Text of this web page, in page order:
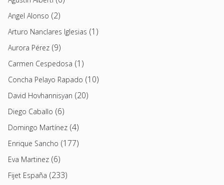
Angel Alonso (2)
Arturo Nanclares Iglesias (1)
Aurora Pérez (9)
Carmen Cespedosa (1)
Concha Pelayo Rapado (10)
David Hovhannisyan (20)
Diego Caballo (6)
Domingo Martínez (4)
Enrique Sancho (177)
Eva Martinez (6)
Fijet España (233)